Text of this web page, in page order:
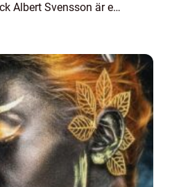
Albert Svensson är en